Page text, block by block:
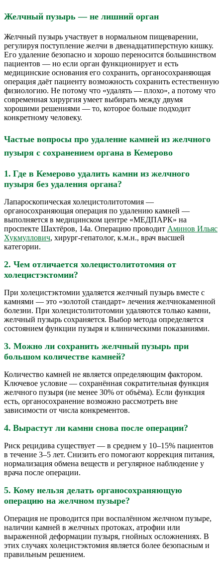
Желчный пузырь — не лишний орган
Желчный пузырь участвует в нормальном пищеварении,
регулируя поступление желчи в двенадцатиперстную кишку.
Его удаление безопасно и хорошо переносится большинством
пациентов — но если орган функционирует и есть
медицинские основания его сохранить, органосохраняющая
операция даёт пациенту возможность сохранить естественную
физиологию. Не потому что «удалять — плохо», а потому что
современная хирургия умеет выбирать между двумя
хорошими решениями — то, которое больше подходит
конкретному человеку.
Частые вопросы про удаление камней из желчного
пузыря с сохранением органа в Кемерово
1. Где в Кемерово удалить камни из желчного
пузыря без удаления органа?
Лапароскопическая холецистолитотомия —
органосохраняющая операция по удалению камней —
выполняется в медицинском центре «МЕДПАРК» на
проспекте Шахтёров, 14а. Операцию проводит Аминов Ильяс
Хукмуллович, хирург-гепатолог, к.м.н., врач высшей
категории.
2. Чем отличается холецистолитотомия от
холецистэктомии?
При холецистэктомии удаляется желчный пузырь вместе с
камнями — это «золотой стандарт» лечения желчнокаменной
болезни. При холецистолитотомии удаляются только камни,
желчный пузырь сохраняется. Выбор метода определяется
состоянием функции пузыря и клиническими показаниями.
3. Можно ли сохранить желчный пузырь при
большом количестве камней?
Количество камней не является определяющим фактором.
Ключевое условие — сохранённая сократительная функция
желчного пузыря (не менее 30% от объёма). Если функция
есть, органосохранение возможно рассмотреть вне
зависимости от числа конкрементов.
4. Вырастут ли камни снова после операции?
Риск рецидива существует — в среднем у 10–15% пациентов
в течение 3–5 лет. Снизить его помогают коррекция питания,
нормализация обмена веществ и регулярное наблюдение у
врача после операции.
5. Кому нельзя делать органосохраняющую
операцию на желчном пузыре?
Операция не проводится при воспалённом желчном пузыре,
наличии камней в желчных протоках, атрофии или
выраженной деформации пузыря, гнойных осложнениях. В
этих случаях холецистэктомия является более безопасным и
правильным решением.